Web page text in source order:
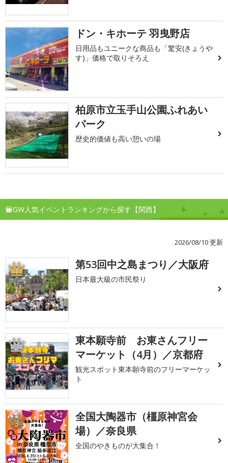
ドン・キホーテ 羽曳野店
日用品もユニークな商品も「驚安(きょうや
す)」価格で取りそろえ
柏原市立玉手山公園ふれあい
パーク
歴史的価値も高い憩いの場
GW人気イベントランキングから探す【関西】
2026/08/10 更新
1 第53回中之島まつり／大阪府
日本最大級の市民祭り
2
東本願寺前 お東さんフリー
マーケット（4月）／京都府
観光スポット東本願寺前のフリーマーケッ
ト
3
全国大陶器市（橿原神宮会
場）／奈良県
全国のやきものが大集合！